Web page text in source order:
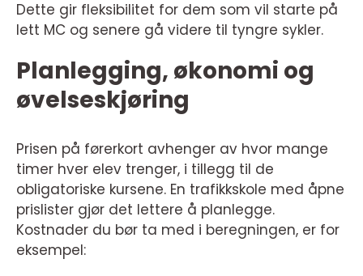
Dette gir fleksibilitet for dem som vil starte på
lett MC og senere gå videre til tyngre sykler.
Planlegging, økonomi og
øvelseskjøring
Prisen på førerkort avhenger av hvor mange
timer hver elev trenger, i tillegg til de
obligatoriske kursene. En trafikkskole med åpne
prislister gjør det lettere å planlegge.
Kostnader du bør ta med i beregningen, er for
eksempel: